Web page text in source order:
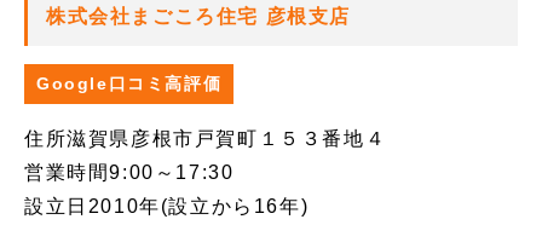
株式会社まごころ住宅 彦根支店
Google口コミ高評価
住所滋賀県彦根市戸賀町１５３番地４
営業時間9:00～17:30
設立日 2010年(設立から16年)